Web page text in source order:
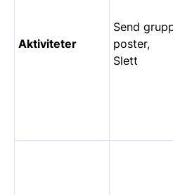
Aktiviteter
Send
poster,
Slett